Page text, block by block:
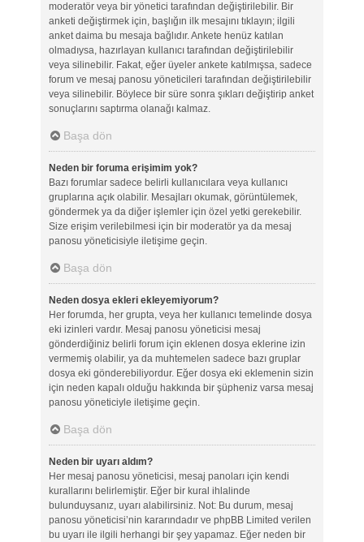
moderatör veya bir yönetici tarafından değiştirilebilir. Bir
anketi değiştirmek için, başlığın ilk mesajını tıklayın; ilgili
anket daima bu mesaja bağlıdır. Ankete henüz katılan
olmadıysa, hazırlayan kullanıcı tarafından değiştirilebilir
veya silinebilir. Fakat, eğer üyeler ankete katılmışsa, sadece
forum ve mesaj panosu yöneticileri tarafından değiştirilebilir
veya silinebilir. Böylece bir süre sonra şıkları değiştirip anket
sonuçlarını saptırma olanağı kalmaz.
Başa dön
Neden bir foruma erişimim yok?
Bazı forumlar sadece belirli kullanıcılara veya kullanıcı
gruplarına açık olabilir. Mesajları okumak, görüntülemek,
göndermek ya da diğer işlemler için özel yetki gerekebilir.
Size erişim verilebilmesi için bir moderatör ya da mesaj
panosu yöneticisiyle iletişime geçin.
Başa dön
Neden dosya ekleri ekleyemiyorum?
Her forumda, her grupta, veya her kullanıcı temelinde dosya
eki izinleri vardır. Mesaj panosu yöneticisi mesaj
gönderdiğiniz belirli forum için eklenen dosya eklerine izin
vermemiş olabilir, ya da muhtemelen sadece bazı gruplar
dosya eki gönderebiliyordur. Eğer dosya eki eklemenin sizin
için neden kapalı olduğu hakkında bir şüpheniz varsa mesaj
panosu yöneticiyle iletişime geçin.
Başa dön
Neden bir uyarı aldım?
Her mesaj panosu yöneticisi, mesaj panoları için kendi
kurallarını belirlemiştir. Eğer bir kural ihlalinde
bulunduysanız, uyarı alabilirsiniz. Not: Bu durum, mesaj
panosu yöneticisi’nin kararındadır ve phpBB Limited verilen
bu uyarı ile ilgili herhangi bir şey yapamaz. Eğer neden bir